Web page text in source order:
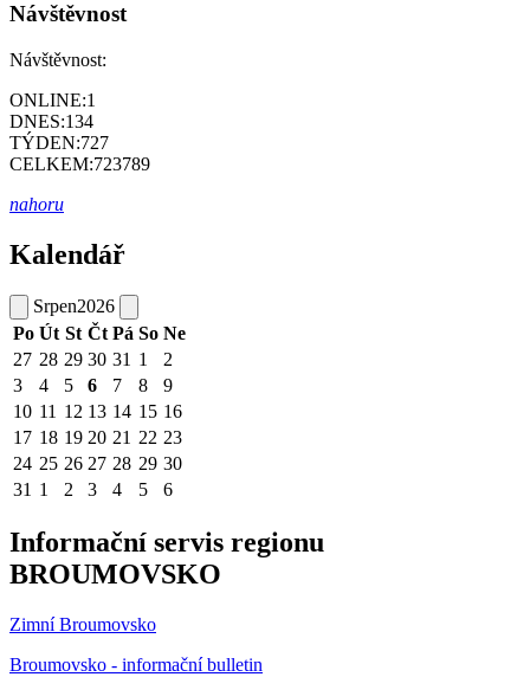
Návštěvnost
Návštěvnost:
ONLINE:1
DNES:134
TÝDEN:727
CELKEM:723789
nahoru
Kalendář
Srpen2026
Po Út St Čt Pá So Ne
27 28 29 30 31 1
2
3
4 5 6 7 8
9
10 11 12 13 14 15 16
17 18 19 20 21 22 23
24 25 26 27 28 29 30
31 1 2 3 4 5 6
Informační servis regionu
BROUMOVSKO
Zimní Broumovsko
Broumovsko - informační bulletin